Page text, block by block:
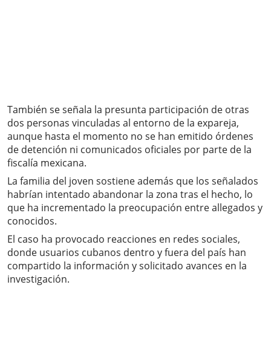
También se señala la presunta participación de otras
dos personas vinculadas al entorno de la expareja,
aunque hasta el momento no se han emitido órdenes
de detención ni comunicados oficiales por parte de la
fiscalía mexicana.
La familia del joven sostiene además que los señalados
habrían intentado abandonar la zona tras el hecho, lo
que ha incrementado la preocupación entre allegados y
conocidos.
El caso ha provocado reacciones en redes sociales,
donde usuarios cubanos dentro y fuera del país han
compartido la información y solicitado avances en la
investigación.